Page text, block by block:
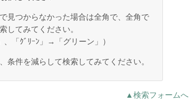
見つからなかった場合は全角で、全角で
してみてください。
「ｸﾞﾘｰﾝ」→「グリーン」）
条件を減らして検索してみてください。
▲検索フォームへ